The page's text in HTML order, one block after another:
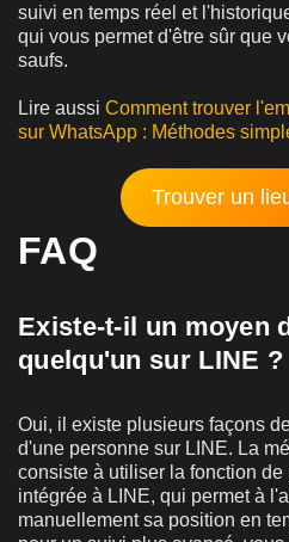
suivi en temps réel et
qui vous permet d'être sûr que
saufs.
Lire aussi Comment trouver
sur WhatsApp : Méthodes
Trouver un
FAQ
Existe-t-il un moyen
quelqu'un sur LINE ?
Oui, il existe plusieurs façons
d'une personne sur LINE. La
consiste à utiliser la fonction
intégrée à LINE, qui permet à
manuellement sa position en